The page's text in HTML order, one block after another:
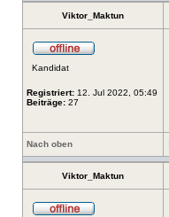
Viktor_Maktun
Kandidat
Registriert: 12. Jul 2022, 05:49
Beiträge: 27
Nach oben
Viktor_Maktun